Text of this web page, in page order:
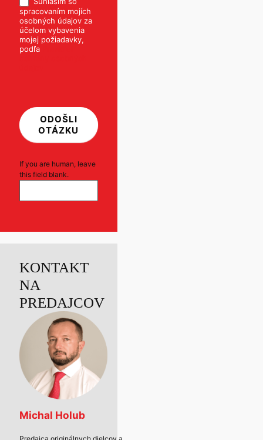
KONTAKT
NA
PREDAJCOV
Michal Holub
spracovaním mojích
osobných údajov za
účelom vybavenia
mojej požiadavky,
podľa
ODOŠLI
OTÁZKU
If you are human, leave
this field blank.